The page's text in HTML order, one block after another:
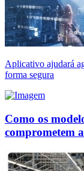
Aplicativo ajudará
forma segura
Como os
comprometem